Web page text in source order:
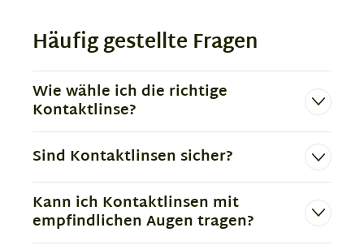
Häufig gestellte Fragen
Wie wähle ich die richtige
Kontaktlinse?
Sind Kontaktlinsen sicher?
Kann ich Kontaktlinsen mit
empfindlichen Augen tragen?